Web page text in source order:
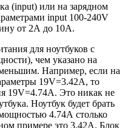
(input) или на зарядном
input 100-240V
от 2А до 10A.
для ноутбуков с
чем указано на
Например, если на
19V=3.42A, то
19V=4.74A. Это никак не
Ноутбук будет брать
4.74А столько
примере это 3.42А. Блок